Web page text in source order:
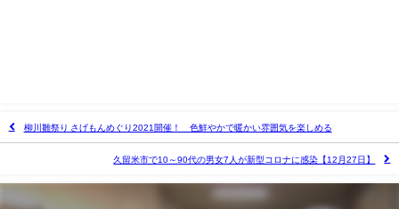
柳川雛祭り さげもんめぐり2021開催！ 色鮮やかで暖かい雰囲気を楽しめる
久留米市で10～90代の男女7人が新型コロナに感染【12月27日】